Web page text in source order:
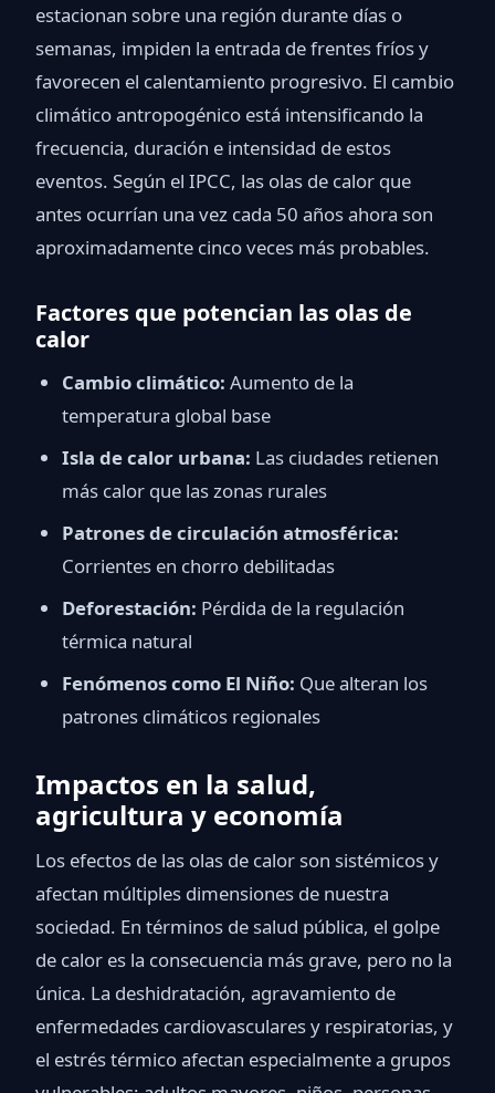
estacionan sobre una región durante días o
semanas, impiden la entrada de frentes fríos y
favorecen el calentamiento progresivo. El cambio
climático antropogénico está intensificando la
frecuencia, duración e intensidad de estos
eventos. Según el IPCC, las olas de calor que
antes ocurrían una vez cada 50 años ahora son
aproximadamente cinco veces más probables.
Factores que potencian las olas de
calor
Cambio climático: Aumento de la
temperatura global base
Isla de calor urbana: Las ciudades retienen
más calor que las zonas rurales
Patrones de circulación atmosférica:
Corrientes en chorro debilitadas
Deforestación: Pérdida de la regulación
térmica natural
Fenómenos como El Niño: Que alteran los
patrones climáticos regionales
Impactos en la salud,
agricultura y economía
Los efectos de las olas de calor son sistémicos y
afectan múltiples dimensiones de nuestra
sociedad. En términos de salud pública, el golpe
de calor es la consecuencia más grave, pero no la
única. La deshidratación, agravamiento de
enfermedades cardiovasculares y respiratorias, y
el estrés térmico afectan especialmente a grupos